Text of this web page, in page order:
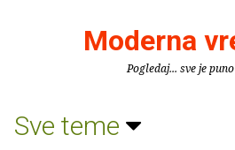
Moderna
Pogledaj... sve je
Sve teme